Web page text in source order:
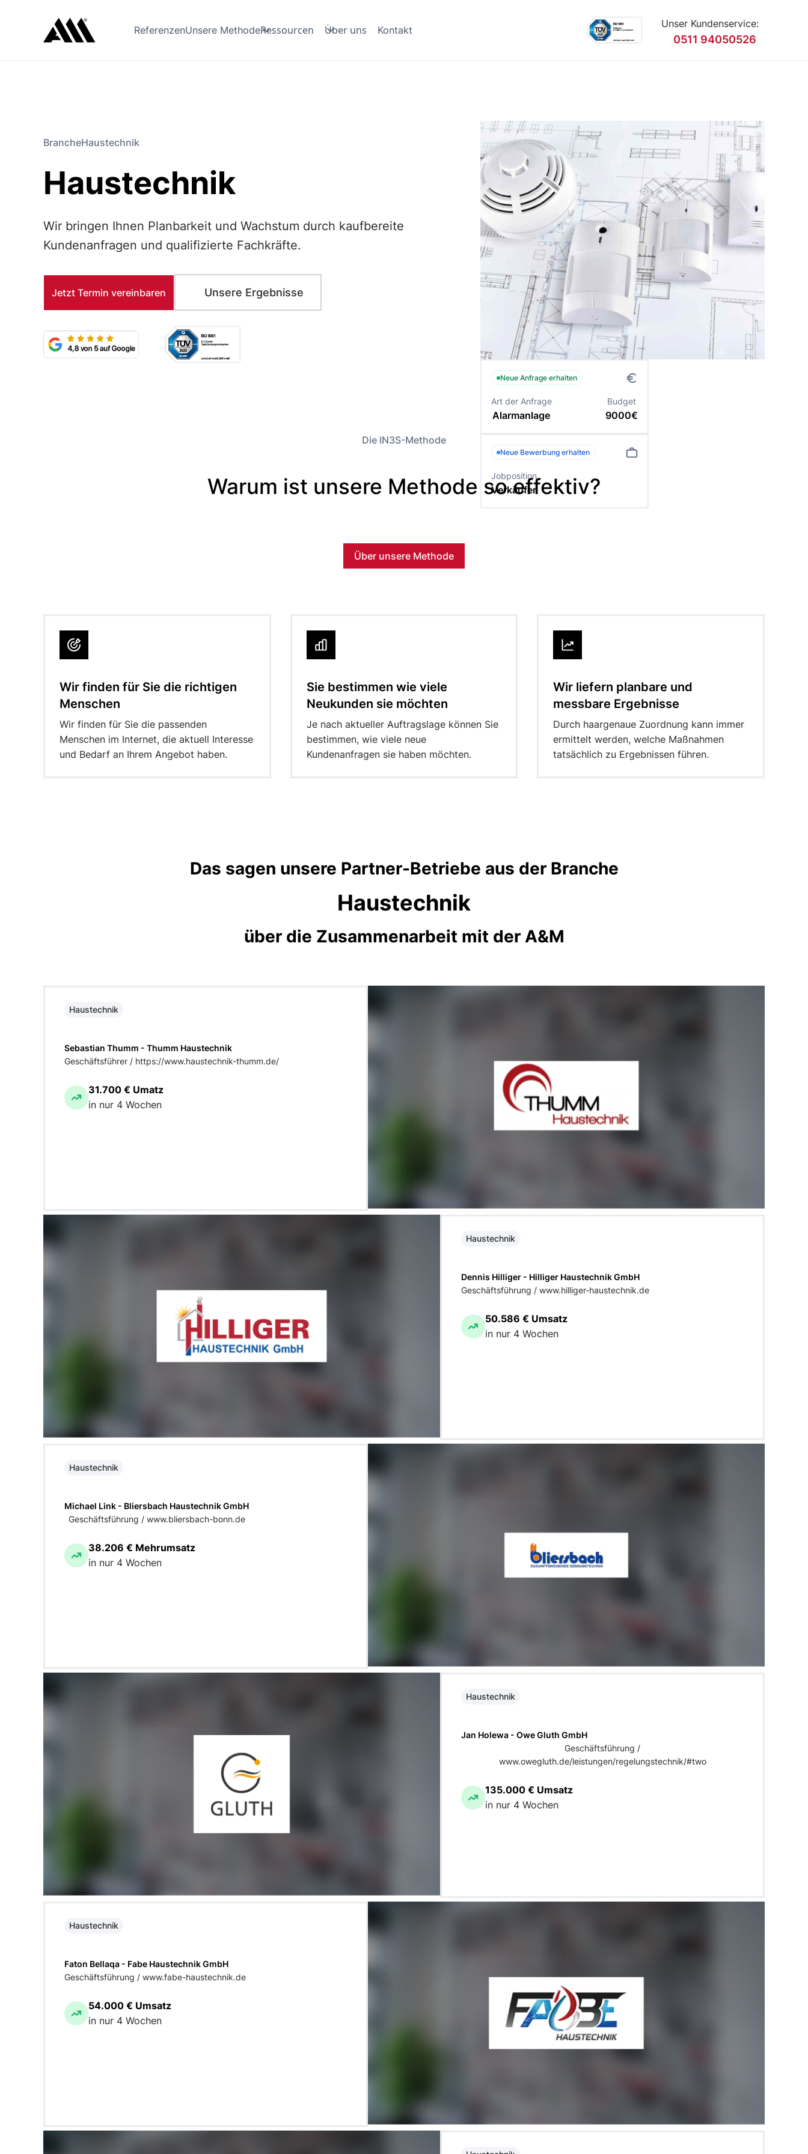
ReferenzenUnsere MethodeRessourcen Über uns Kontakt
Unser Kundenservice:
0511 94050526
BrancheHaustechnik
Haustechnik
Wir bringen Ihnen Planbarkeit und Wachstum durch kaufbereite
Kundenanfragen und qualifizierte Fachkräfte.
Jetzt Termin vereinbaren Unsere Ergebnisse
Neue Anfrage erhalten
Art der Anfrage
Alarmanlage
Budget
9000€
Neue Bewerbung erhalten
Jobposition
Verkäufer
Die IN3S-Methode
Warum ist unsere Methode so effektiv?
Über unsere Methode
Wir finden für Sie die richtigen
Menschen
Wir finden für Sie die passenden
Menschen im Internet, die aktuell Interesse
und Bedarf an Ihrem Angebot haben.
Sie bestimmen wie viele
Neukunden sie möchten
Je nach aktueller Auftragslage können Sie
bestimmen, wie viele neue
Kundenanfragen sie haben möchten.
Wir liefern planbare und
messbare Ergebnisse
Durch haargenaue Zuordnung kann immer
ermittelt werden, welche Maßnahmen
tatsächlich zu Ergebnissen führen.
Das sagen unsere Partner-Betriebe aus der Branche
Haustechnik
über die Zusammenarbeit mit der A&M
Haustechnik
Sebastian Thumm - Thumm Haustechnik
Geschäftsführer / https://www.haustechnik-thumm.de/
31.700 € Umatz
in nur 4 Wochen
Haustechnik
Dennis Hilliger - Hilliger Haustechnik GmbH
Geschäftsführung / www.hilliger-haustechnik.de
50.586 € Umsatz
in nur 4 Wochen
Haustechnik
Michael Link - Bliersbach Haustechnik GmbH
Geschäftsführung / www.bliersbach-bonn.de
38.206 € Mehrumsatz
in nur 4 Wochen
Haustechnik
Jan Holewa - Owe Gluth GmbH
Geschäftsführung /
www.owegluth.de/leistungen/regelungstechnik/#two
135.000 € Umsatz
in nur 4 Wochen
Haustechnik
Faton Bellaqa - Fabe Haustechnik GmbH
Geschäftsführung / www.fabe-haustechnik.de
54.000 € Umsatz
in nur 4 Wochen